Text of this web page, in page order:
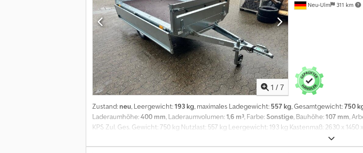
1 / 7
Neu-Ulm 311 km
Zustand: neu, Leergewicht:193 kg, maximales Ladegewicht: 557 kg, Gesamtgewicht:750
Laderaumhöhe:400 mm, Laderaumvolumen:1,6 m³, Farbe:Sonstige, Bauhöhe:107 mm,
KPS Zul. Ges. Gewicht: 750 kg Nutzlast: 557 kg Leergewicht: 193 kg Kastenmaß: 2630 x
Rahmen durch 2 durchgehende U-profilierte Längs- und 2 Querträger. - Der Anhänger ist
kg, 650 kg, 700 kg, 750 kg erhältlich - Alle 4 Seiten können geöffnet und entfernt werden,